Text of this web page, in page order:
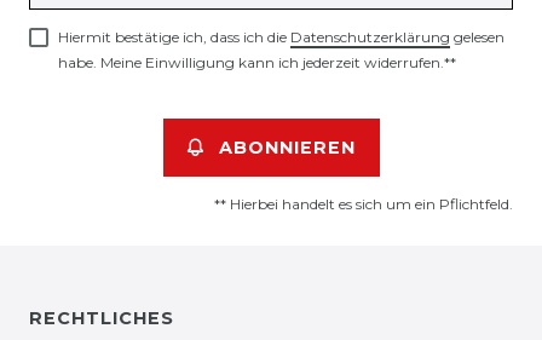
Hiermit bestätige ich, dass ich die Daten­schutz­erklärung gelesen
habe. Meine Einwilligung kann ich jederzeit widerrufen.**
ABONNIEREN
** Hierbei handelt es sich um ein Pflichtfeld.
RECHTLICHES